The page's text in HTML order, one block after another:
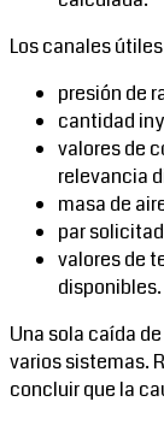
Los canales
presión de
cantidad
valores de
relevancia
masa de
par
valores de
disponibles.
Una sola caída
varios sistemas.
concluir que la